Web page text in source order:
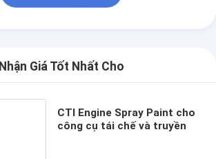
Nhận Giá Tốt Nhất Cho
CTI Engine Spray Paint cho
công cụ tái chế và truyền